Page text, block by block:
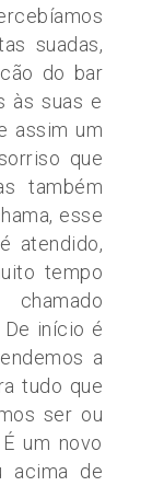
suadas,
do bar
às suas e
assim um
que
também
esse
atendido,
tempo
De início é
a
tudo que
ser ou
um novo
acima de